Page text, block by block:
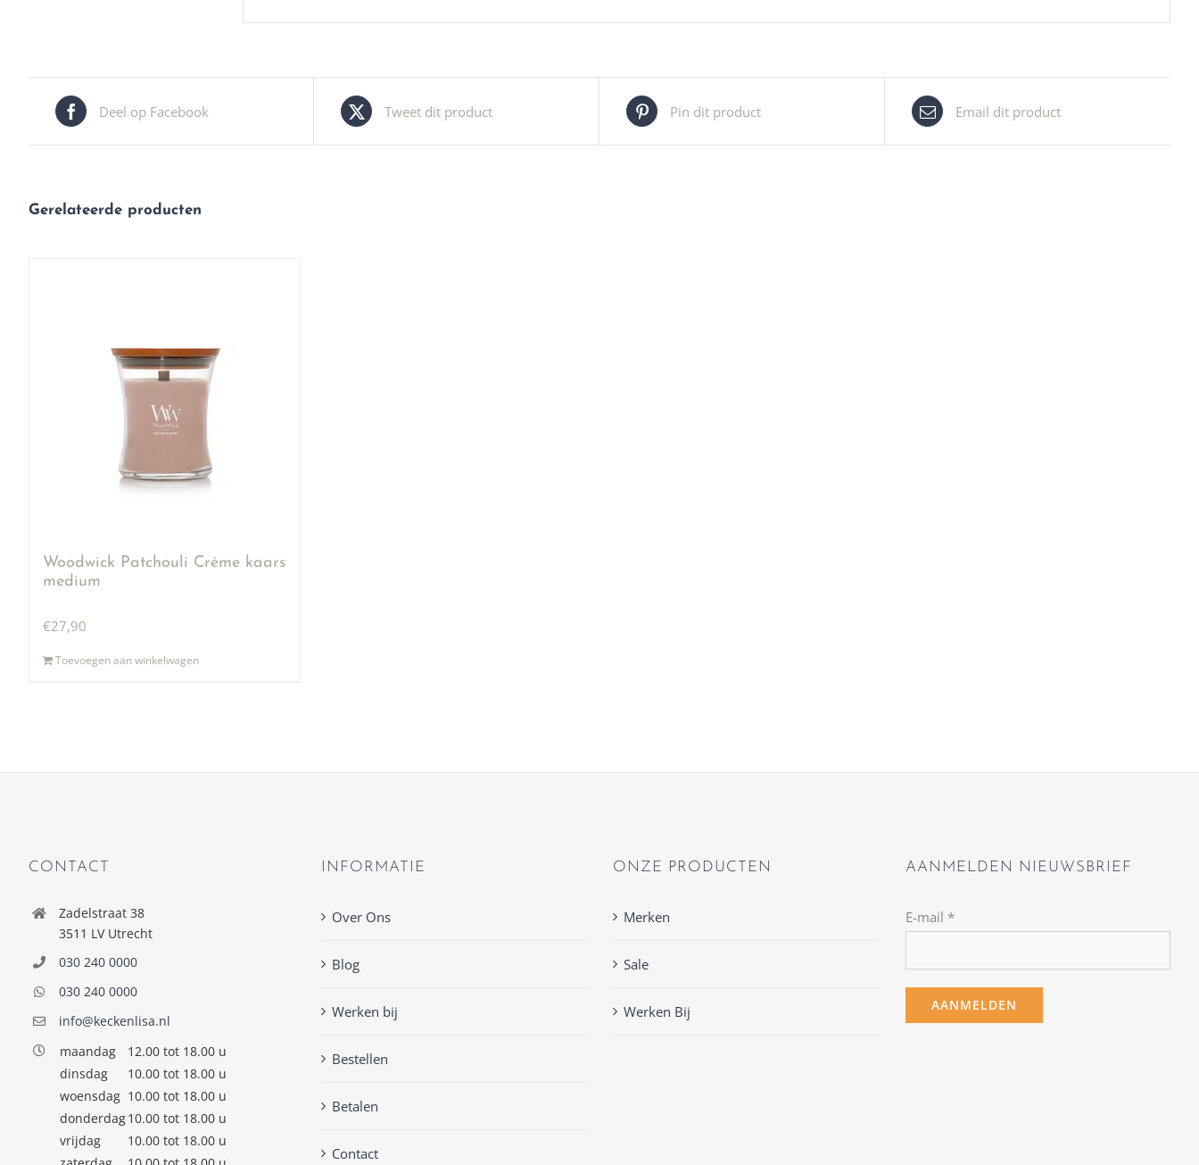
Deel op Facebook Tweet dit product Pin dit product Email dit product
Gerelateerde producten
Woodwick Patchouli Créme kaars
medium
€27,90
Toevoegen aan winkelwagen
CONTACT
Zadelstraat 38
3511 LV Utrecht
030 240 0000
030 240 0000
info@keckenlisa.nl
maandag
12.00 tot 18.00 u
dinsdag
10.00 tot 18.00 u
woensdag 10.00 tot 18.00 u
donderdag10.00 tot 18.00 u
vrijdag
10.00 tot 18.00 u
INFORMATIE
Over Ons
Blog
Werken bij
Bestellen
Betalen
Contact
ONZE PRODUCTEN
Merken
Sale
Werken Bij
AANMELDEN NIEUWSBRIEF
E-mail *